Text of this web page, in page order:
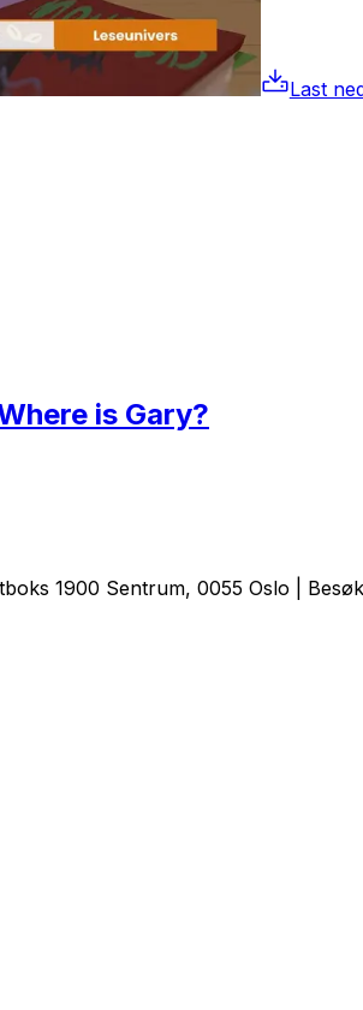
Last
is Gary?
1900 Sentrum, 0055 Oslo |